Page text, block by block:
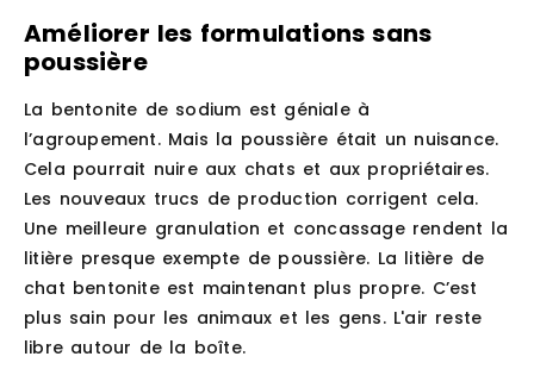
Améliorer les formulations sans
poussière
La bentonite de sodium est géniale à
l’agroupement. Mais la poussière était un nuisance.
Cela pourrait nuire aux chats et aux propriétaires.
Les nouveaux trucs de production corrigent cela.
Une meilleure granulation et concassage rendent la
litière presque exempte de poussière. La litière de
chat bentonite est maintenant plus propre. C’est
plus sain pour les animaux et les gens. L'air reste
libre autour de la boîte.